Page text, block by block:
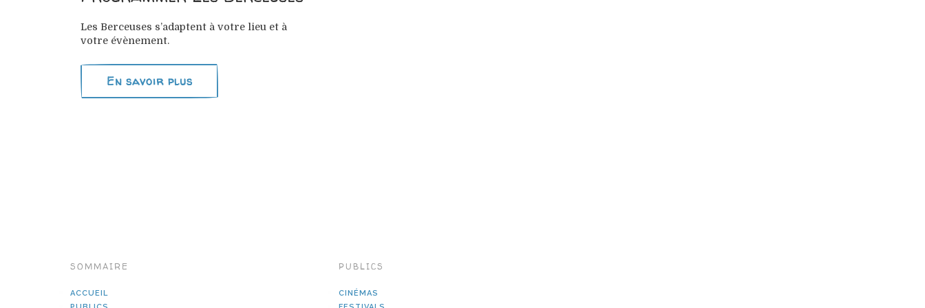
Les Berceuses s’adaptent à votre lieu et à
votre évènement.
En savoir plus
SOMMAIRE
ACCUEIL
PUBLICS
CINÉMAS